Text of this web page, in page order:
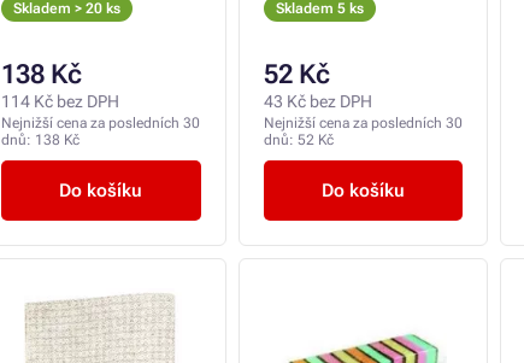
Skladem > 20 ks
138 Kč
114 Kč bez DPH
Nejnižší cena za posledních 30
dnů: 138 Kč
Do košíku
Skladem 5 ks
52 Kč
43 Kč bez DPH
Nejnižší cena za posledních 30
dnů: 52 Kč
Do košíku